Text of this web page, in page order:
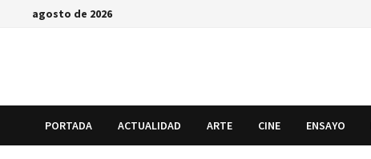
Saltaragosto de 2026
PORTADA ACTUALIDAD ARTE CINE ENSAYO